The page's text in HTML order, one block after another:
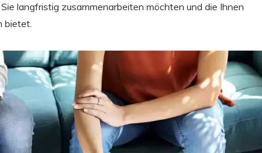
langfristig zusammenarbeiten möchten und die Ihnen
bietet.